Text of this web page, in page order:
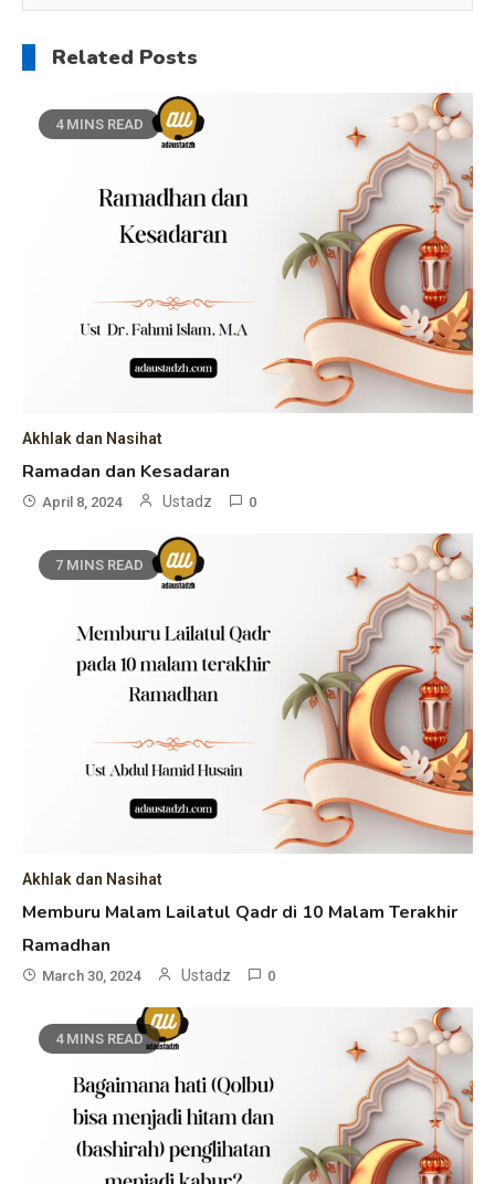
Related Posts
4 MINS READ
Akhlak dan Nasihat
Ramadan dan Kesadaran
April 8, 2024 Ustadz 0
7 MINS READ
Akhlak dan Nasihat
Memburu Malam Lailatul Qadr di 10 Malam Terakhir
Ramadhan
March 30, 2024 Ustadz 0
4 MINS READ